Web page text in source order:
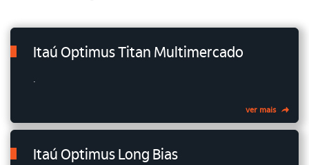
Itaú Optimus Titan Multimercado
.
ver mais
Itaú Optimus Long Bias